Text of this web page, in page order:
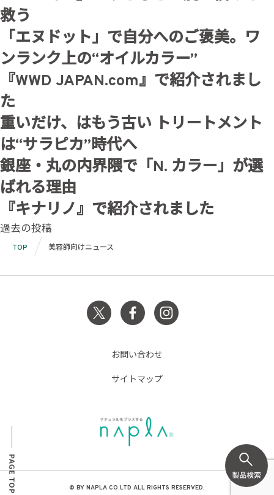
救う
「エヌドット」で自分へのご褒美。ワ
ンランク上の“オイルカラー”
『WWD JAPAN.com』で紹介されまし
た
重いだけ、はもう古い トリートメント
は“サラピカ”時代へ
銀座・丸の内界隈で「N. カラー」が選
ばれる理由
『キナリノ』で紹介されました
投
稿
ナ
過去の投稿
TOP 美容師向けニュース
お問い合わせ
サイトマップ
© BY NAPLA CO.LTD ALL RIGHTS RESERVED.